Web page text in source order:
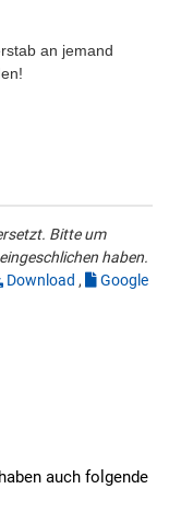
an jemand
Bitte um
haben.
Download ,
Google
auch folgende